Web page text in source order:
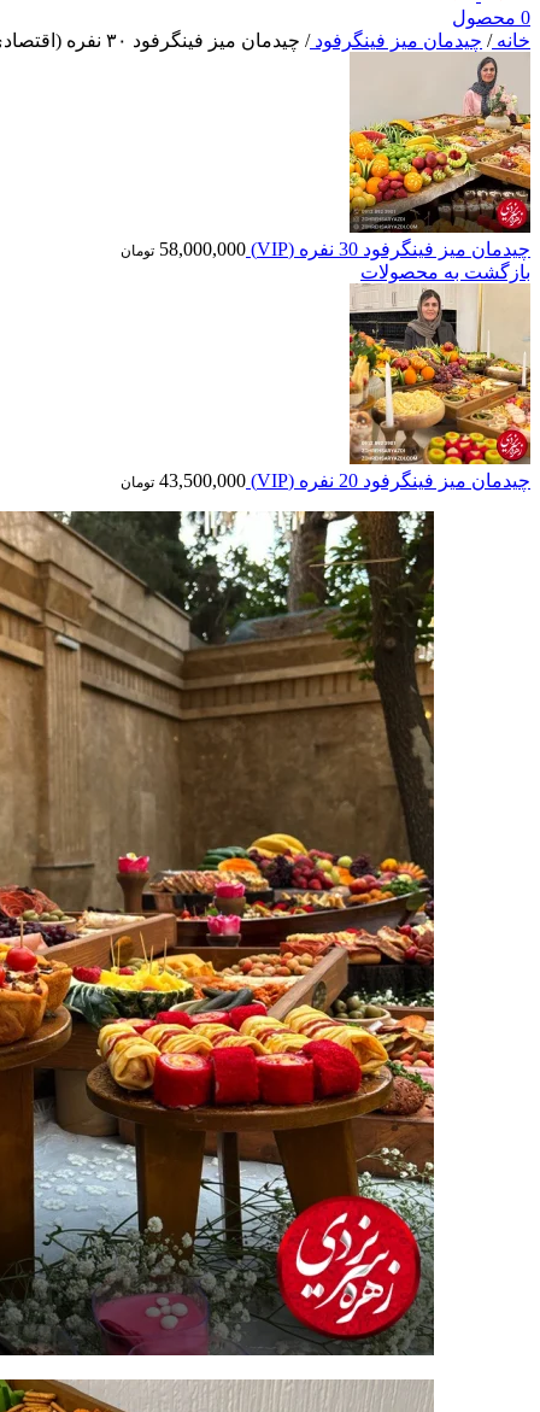
0 محصول
خانه/ چیدمان میز فینگرفود/ چیدمان میز فینگرفود ۳۰ نفره (اقتصادی)
چیدمان میز فینگرفود 30 نفره (VIP) 58,000,000 تومان
بازگشت به محصولات
چیدمان میز فینگرفود 20 نفره (VIP) 43,500,000 تومان